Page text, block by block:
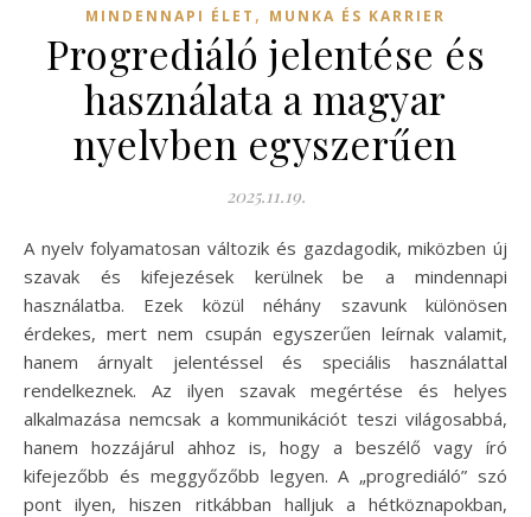
MINDENNAPI ÉLET , MUNKA ÉS KARRIER
Progrediáló jelentése és
használata a magyar
nyelvben egyszerűen
2025.11.19.
A nyelv folyamatosan változik és gazdagodik, miközben új
szavak és kifejezések kerülnek be a mindennapi
használatba. Ezek közül néhány szavunk különösen
érdekes, mert nem csupán egyszerűen leírnak valamit,
hanem árnyalt jelentéssel és speciális használattal
rendelkeznek. Az ilyen szavak megértése és helyes
alkalmazása nemcsak a kommunikációt teszi világosabbá,
hanem hozzájárul ahhoz is, hogy a beszélő vagy író
kifejezőbb és meggyőzőbb legyen. A „progrediáló” szó
pont ilyen, hiszen ritkábban halljuk a hétköznapokban,